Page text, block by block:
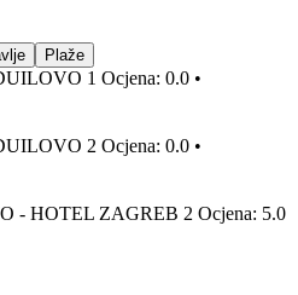
Plaže
1 Ocjena: 0.0 •
2 Ocjena: 0.0 •
- HOTEL ZAGREB 2 Ocjena: 5.0